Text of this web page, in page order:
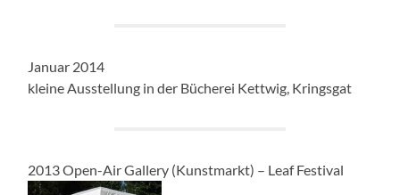
Januar 2014
kleine Ausstellung in der Bücherei Kettwig, Kringsgat
2013 Open-Air Gallery (Kunstmarkt) – Leaf Festival